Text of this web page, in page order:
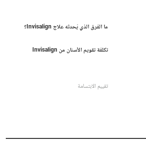
ما الفرق الذي يُحدثه علاج Invisalign؟
تكلفة تقويم الأسنان من Invisalign
تقييم الابتسامة